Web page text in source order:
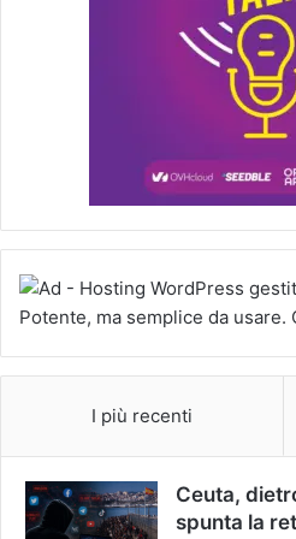
I più recenti
Ceuta,
spunta la